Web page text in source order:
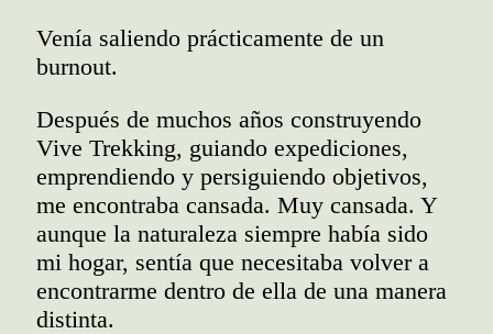
Venía saliendo prácticamente de un
burnout.
Después de muchos años construyendo
Vive Trekking, guiando expediciones,
emprendiendo y persiguiendo objetivos,
me encontraba cansada. Muy cansada. Y
aunque la naturaleza siempre había sido
mi hogar, sentía que necesitaba volver a
encontrarme dentro de ella de una manera
distinta.